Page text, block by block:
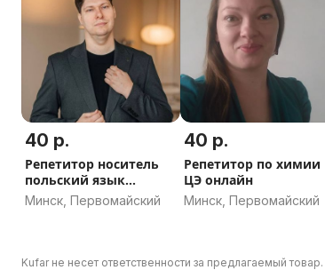
40 р.
Репетитор носитель
польский язык
польскому языку
Минск, Первомайский
40 р.
Репетитор по химии
ЦЭ онлайн
Минск, Первомайский
Kufar не несет ответственности за предлагаемый товар.